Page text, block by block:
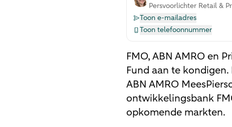
Persvoorlichter Retail &
Toon e-mailadres
Toon telefoonnummer
FMO, ABN AMRO en
Fund aan te
ABN AMRO
ontwikkelingsbank
opkomende markten.